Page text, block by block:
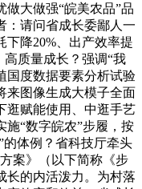
大做强“皖美农品”品
：请问省成长委鄙人一
下降20%、出产效率提
质量成长？强调“我
国度数据要素分析试验
来图像生成大模子全面
逛赋能使用、中逛手艺
施“数字皖农”步履，按
的体例？省科技厅牵头
案》（以下简称《步
长的内活泼力。为村落